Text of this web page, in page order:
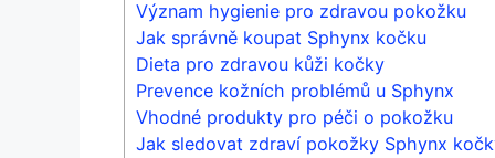
Význam hygienie pro zdravou pokožku
Jak správně​ koupat ‌Sphynx kočku
Dieta pro⁢ zdravou ‍kůži kočky
Prevence​ kožních problémů u Sphynx
Vhodné produkty pro péči ⁤o ⁣pokožku
Jak sledovat zdraví pokožky Sphynx